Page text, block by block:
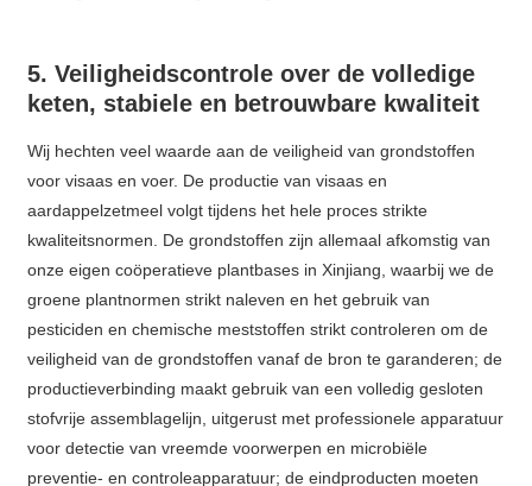
5. Veiligheidscontrole over de volledige
keten, stabiele en betrouwbare kwaliteit
Wij hechten veel waarde aan de veiligheid van grondstoffen
voor visaas en voer. De productie van visaas en
aardappelzetmeel volgt tijdens het hele proces strikte
kwaliteitsnormen. De grondstoffen zijn allemaal afkomstig van
onze eigen coöperatieve plantbases in Xinjiang, waarbij we de
groene plantnormen strikt naleven en het gebruik van
pesticiden en chemische meststoffen strikt controleren om de
veiligheid van de grondstoffen vanaf de bron te garanderen; de
productieverbinding maakt gebruik van een volledig gesloten
stofvrije assemblagelijn, uitgerust met professionele apparatuur
voor detectie van vreemde voorwerpen en microbiële
preventie- en controleapparatuur; de eindproducten moeten